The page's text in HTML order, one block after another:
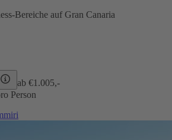
Bereiche auf Gran Canaria
ab €1.005,-
Person